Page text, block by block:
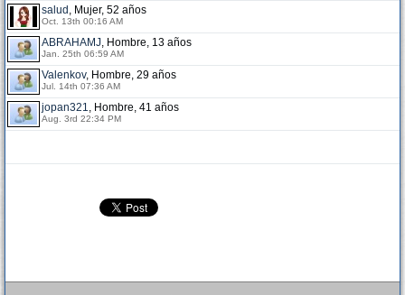
salud , Mujer, 52 años
Oct. 13th 00:16 AM
ABRAHAMJ, Hombre, 13 años
Jan. 25th 06:59 AM
Valenkov, Hombre, 29 años
Jul. 14th 07:36 AM
jopan321, Hombre, 41 años
Aug. 3rd 22:34 PM